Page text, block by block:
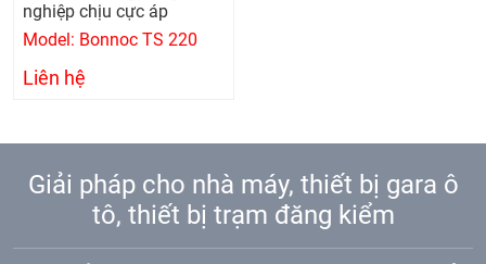
nghiệp chịu cực áp
Model: Bonnoc TS 220
Liên hệ
Giải pháp cho nhà máy, thiết bị gara ô
tô, thiết bị trạm đăng kiểm